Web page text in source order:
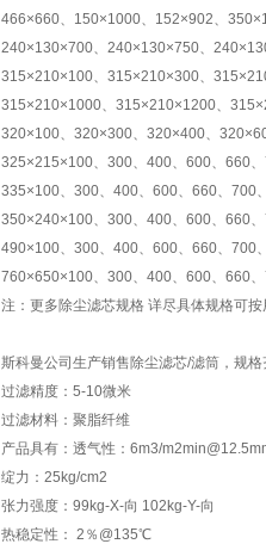
466×660、150×1000、152×902、
240×130×700、240×130×750、
315×210×100、315×210×300、
315×210×1000、315×210×1200、
320×100、320×300、320×400、
325×215×100、300、400、600、660
335×100、300、400、600、660、700
350×240×100、300、400、600、660
490×100、300、400、600、660、700
760×650×100、300、400、600、660
注：更多除尘滤芯规格 详尽具体规格可
斯科曼公司生产销售除尘滤芯/滤筒，规
过滤精度：5-10微米
过滤材料：聚脂纤维
产品具有：透气性：6m3/
绽力：25kg/cm2
张力强度：99kg-X-向 102kg-Y-向
热稳定性： 2％@135℃